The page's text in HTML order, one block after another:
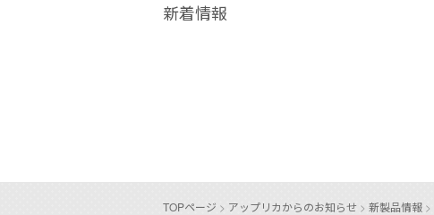
新着情報
TOPページ > アップリカからのお知らせ > 新製品情報 >